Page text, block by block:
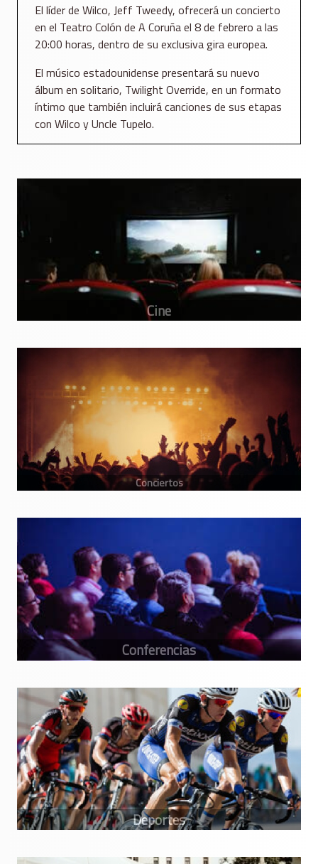
El líder de Wilco, Jeff Tweedy, ofrecerá un concierto
en el Teatro Colón de A Coruña el 8 de febrero a las
20:00 horas, dentro de su exclusiva gira europea.
El músico estadounidense presentará su nuevo
álbum en solitario, Twilight Override, en un formato
íntimo que también incluirá canciones de sus etapas
con Wilco y Uncle Tupelo.